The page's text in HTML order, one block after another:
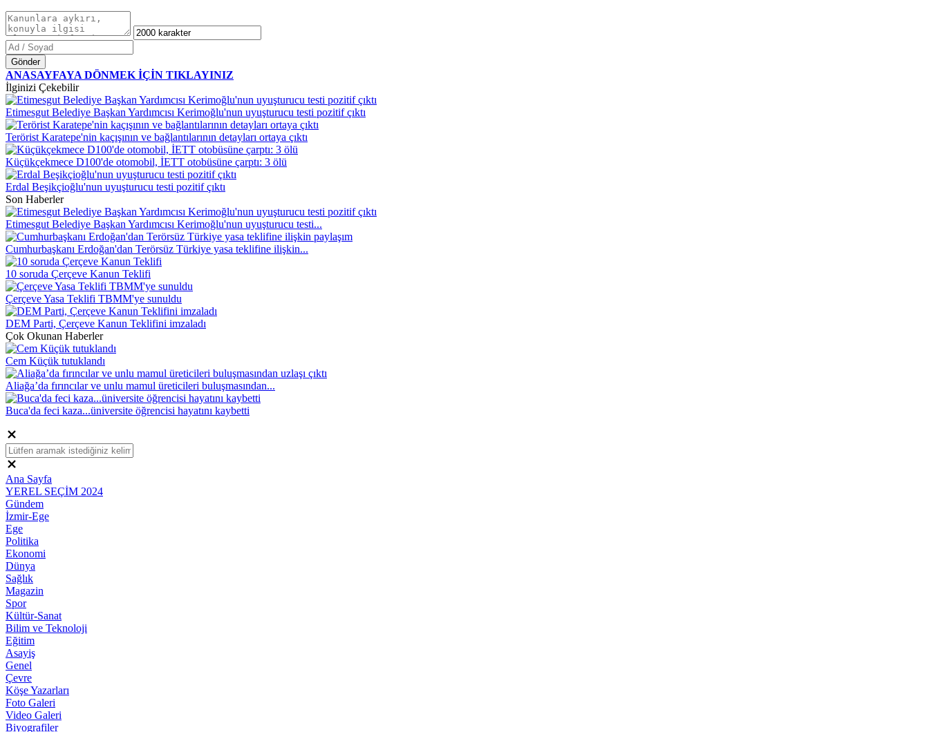
Gönder
ANASAYFAYA DÖNMEK İÇİN TIKLAYINIZ
İlginizi Çekebilir
Etimesgut Belediye Başkan Yardımcısı Kerimoğlu'nun uyuşturucu testi pozitif çıktı
Terörist Karatepe'nin kaçışının ve bağlantılarının detayları ortaya çıktı
Küçükçekmece D100'de otomobil, İETT otobüsüne çarptı: 3 ölü
Erdal Beşikçioğlu'nun uyuşturucu testi pozitif çıktı
Son Haberler
Etimesgut Belediye Başkan Yardımcısı Kerimoğlu'nun uyuşturucu testi...
Cumhurbaşkanı Erdoğan'dan Terörsüz Türkiye yasa teklifine ilişkin...
10 soruda Çerçeve Kanun Teklifi
Çerçeve Yasa Teklifi TBMM'ye sunuldu
DEM Parti, Çerçeve Kanun Teklifini imzaladı
Çok Okunan Haberler
Cem Küçük tutuklandı
Aliağa’da fırıncılar ve unlu mamul üreticileri buluşmasından...
Buca'da feci kaza...üniversite öğrencisi hayatını kaybetti
Ana Sayfa
YEREL SEÇİM 2024
Gündem
İzmir-Ege
Ege
Politika
Ekonomi
Dünya
Sağlık
Magazin
Spor
Kültür-Sanat
Bilim ve Teknoloji
Eğitim
Asayiş
Genel
Çevre
Köşe Yazarları
Foto Galeri
Video Galeri
Biyografiler